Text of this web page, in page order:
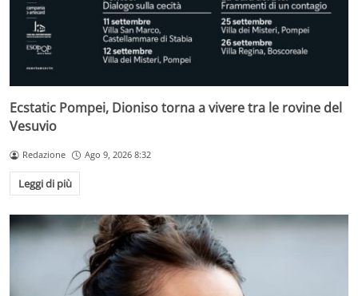
Ecstatic Pompei, Dioniso torna a vivere tra le rovine del
Vesuvio
Redazione Ago 9, 2026 8:32
Leggi di più